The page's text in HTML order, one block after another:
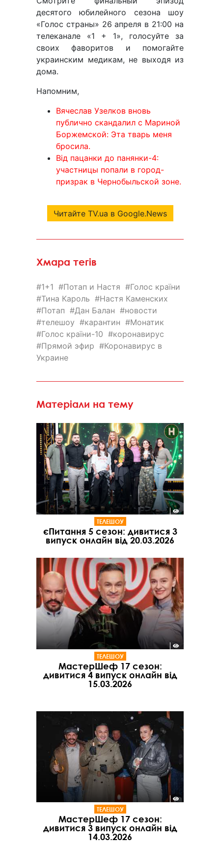
десятого юбилейного сезона шоу
«Голос страны» 26 апреля в 21:00 на
телеканале «1 + 1», голосуйте за
своих фаворитов и помогайте
украинским медикам, не выходя из
дома.
Напомним,
Вячеслав Узелков вновь
публично скандалил с Мариной
Боржемской: Эта тварь меня
бросила.
Від пацанки до панянки-4:
участницы попали в город-
призрак в Чернобыльской зоне.
Читайте TV.ua в Google.News
Хмара тегів
1+1 Потап и Настя
Голос країни
Тина Кароль
Настя Каменских
Потап
Дан Балан
новости
телешоу
карантин
Монатик
Голос країни-10
коронавирус
Прямой эфир
Коронавирус в
Украине
Матеріали на тему
ТЕЛЕШОУ
єПитання 5 сезон: дивитися 3
випуск онлайн від 20.03.2026
ТЕЛЕШОУ
МастерШеф 17 сезон:
дивитися 4 випуск онлайн від
15.03.2026
ТЕЛЕШОУ
МастерШеф 17 сезон:
дивитися 3 випуск онлайн від
14.03.2026